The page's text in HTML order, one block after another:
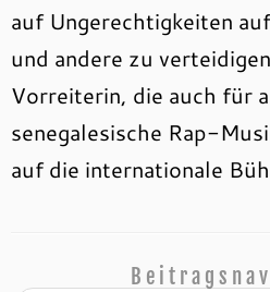
auf Ungerechtigkeiten
und andere zu
Vorreiterin, die auch für
senegalesische Rap-
auf die internationale